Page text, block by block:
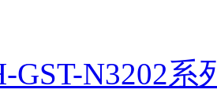
GST-N3202